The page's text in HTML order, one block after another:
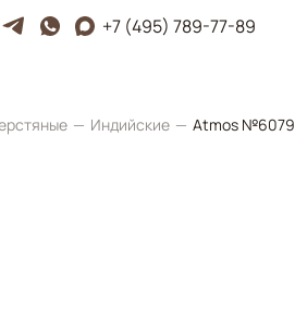
+7 (495) 789-77-89
Индийские Atmos №6079